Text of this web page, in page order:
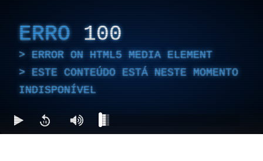
ERRO 100
ERROR ON HTML5 MEDIA ELEMENT
ESTE CONTEÚDO ESTÁ NESTE MOMENTO
INDISPONÍVEL